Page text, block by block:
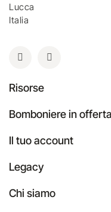
Lucca
Italia
Risorse
Bomboniere in offerta
Il tuo account
Legacy
Chi siamo